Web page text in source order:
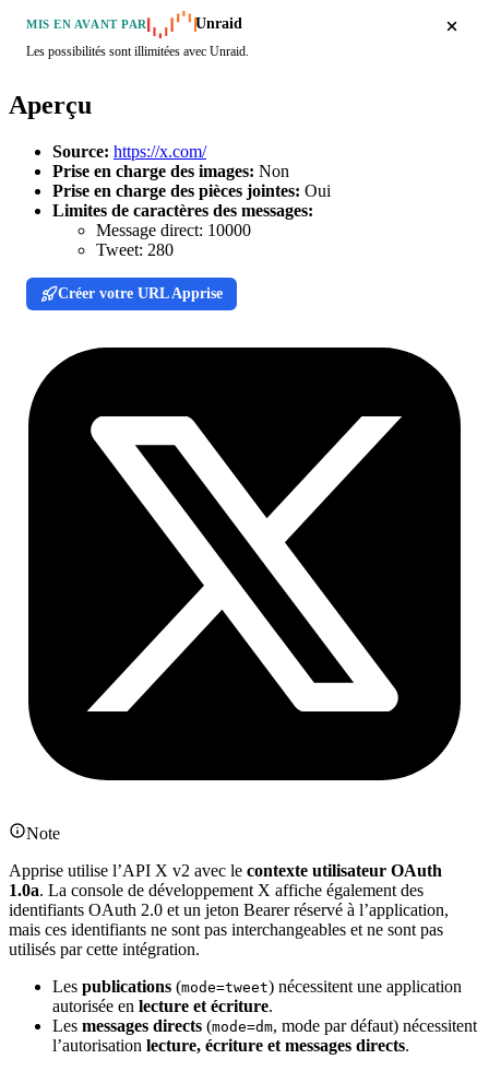
MIS EN AVANT PAR Unraid
Les possibilités sont illimitées avec Unraid.
Aperçu
Source: https://x.com/
Prise en charge des images: Non
Prise en charge des pièces jointes: Oui
Limites de caractères des messages:
Message direct: 10000
Tweet: 280
Créer votre URL Apprise
Note
Apprise utilise l’API X v2 avec le contexte utilisateur OAuth
1.0a. La console de développement X affiche également des
identifiants OAuth 2.0 et un jeton Bearer réservé à l’application,
mais ces identifiants ne sont pas interchangeables et ne sont pas
utilisés par cette intégration.
Les publications (mode=tweet) nécessitent une application
autorisée en lecture et écriture.
Les messages directs (mode=dm, mode par défaut) nécessitent
l’autorisation lecture, écriture et messages directs.